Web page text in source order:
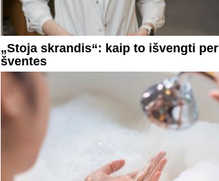
„Stoja skrandis“: kaip to išvengti per
šventes